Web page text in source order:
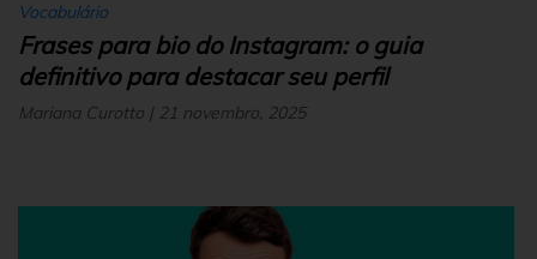
Vocabulário
Frases para bio do Instagram: o guia
definitivo para destacar seu perfil
Mariana Curotto | 21 novembro, 2025